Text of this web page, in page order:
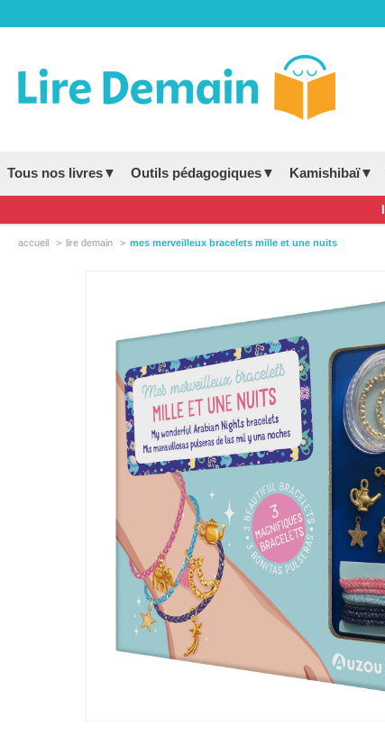
Tous nos livres▼ Outils pédagogiques▼ Kamishibaï▼
accueil lire demain mes merveilleux bracelets mille et une nuits